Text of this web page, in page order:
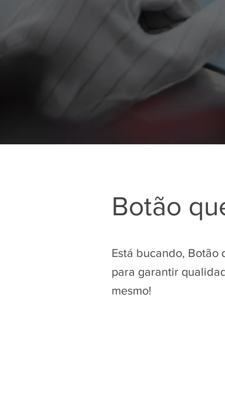
Botão
Está bucando, Botão
para garantir
mesmo!